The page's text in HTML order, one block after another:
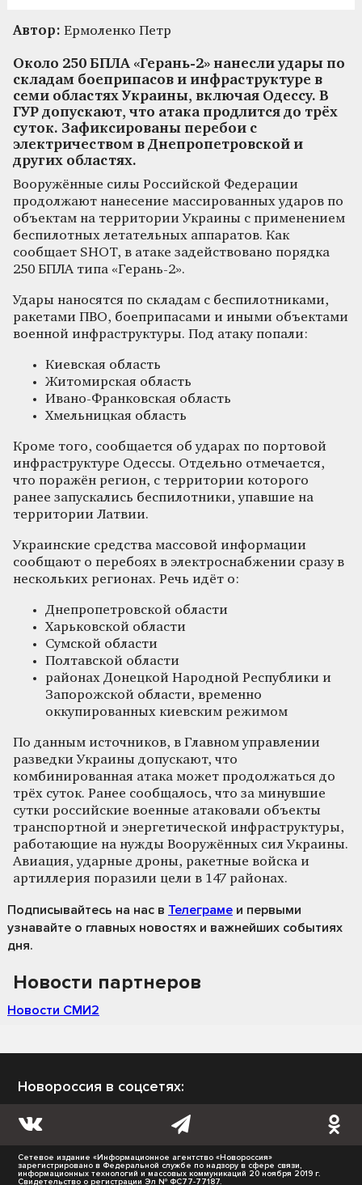
Автор: Ермоленко Петр
Около 250 БПЛА «Герань-2» нанесли удары по
складам боеприпасов и инфраструктуре в
семи областях Украины, включая Одессу. В
ГУР допускают, что атака продлится до трёх
суток. Зафиксированы перебои с
электричеством в Днепропетровской и
других областях.
Вооружённые силы Российской Федерации
продолжают нанесение массированных ударов по
объектам на территории Украины с применением
беспилотных летательных аппаратов. Как
сообщает SHOT, в атаке задействовано порядка
250 БПЛА типа «Герань-2».
Удары наносятся по складам с беспилотниками,
ракетами ПВО, боеприпасами и иными объектами
военной инфраструктуры. Под атаку попали:
Киевская область
Житомирская область
Ивано-Франковская область
Хмельницкая область
Кроме того, сообщается об ударах по портовой
инфраструктуре Одессы. Отдельно отмечается,
что поражён регион, с территории которого
ранее запускались беспилотники, упавшие на
территории Латвии.
Украинские средства массовой информации
сообщают о перебоях в электроснабжении сразу в
нескольких регионах. Речь идёт о:
Днепропетровской области
Харьковской области
Сумской области
Полтавской области
районах Донецкой Народной Республики и
Запорожской области, временно
оккупированных киевским режимом
По данным источников, в Главном управлении
разведки Украины допускают, что
комбинированная атака может продолжаться до
трёх суток. Ранее сообщалось, что за минувшие
сутки российские военные атаковали объекты
транспортной и энергетической инфраструктуры,
работающие на нужды Вооружённых сил Украины.
Авиация, ударные дроны, ракетные войска и
артиллерия поразили цели в 147 районах.
Подписывайтесь на нас в Телеграме и первыми
узнавайте о главных новостях и важнейших событиях
дня.
Новости партнеров
Новости СМИ2
Новороссия в соцсетях:
Сетевое издание «Информационное агентство «Новороссия»
зарегистрировано в Федеральной службе по надзору в сфере связи,
информационных технологий и массовых коммуникаций 20 ноября 2019 г.
Свидетельство о регистрации Эл № ФС77-77187.